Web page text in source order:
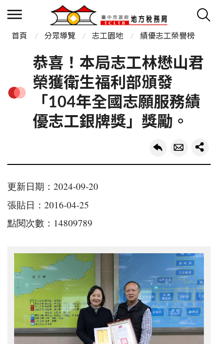
首頁 分眾導覽 志工園地 績優志工榮譽榜
恭喜！本局志工林懋山君
榮獲衛生福利部頒發
「104年全國志願服務績
優志工銀牌獎」獎勵。
更新日期：2024-09-20
張貼日：2016-04-25
點閱次數：14809789